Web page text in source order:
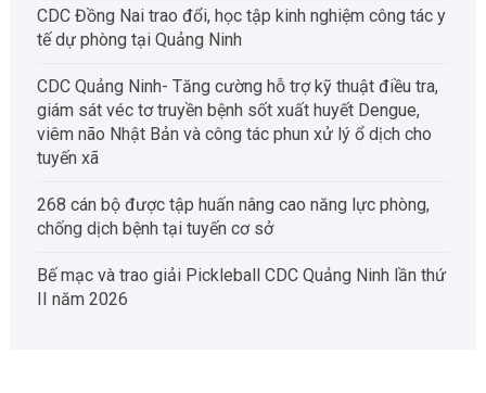
CDC Đồng Nai trao đổi, học tập kinh nghiệm công tác y
tế dự phòng tại Quảng Ninh
CDC Quảng Ninh- Tăng cường hỗ trợ kỹ thuật điều tra,
giám sát véc tơ truyền bệnh sốt xuất huyết Dengue,
viêm não Nhật Bản và công tác phun xử lý ổ dịch cho
tuyến xã
268 cán bộ được tập huấn nâng cao năng lực phòng,
chống dịch bệnh tại tuyến cơ sở
Bế mạc và trao giải Pickleball CDC Quảng Ninh lần thứ
II năm 2026